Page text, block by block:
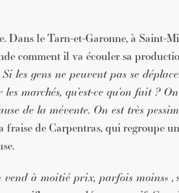
Dans le Tarn-et-Garonne, à Saint-
comment il va écouler sa
Si les gens ne peuvent pas se
marchés, qu’est-ce qu’on fait ?
de la mévente. On est très
de Carpentras, qui regroupe
vend à moitié prix, parfois moins« ,